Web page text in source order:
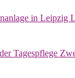
in Leipzig
Tagespflege